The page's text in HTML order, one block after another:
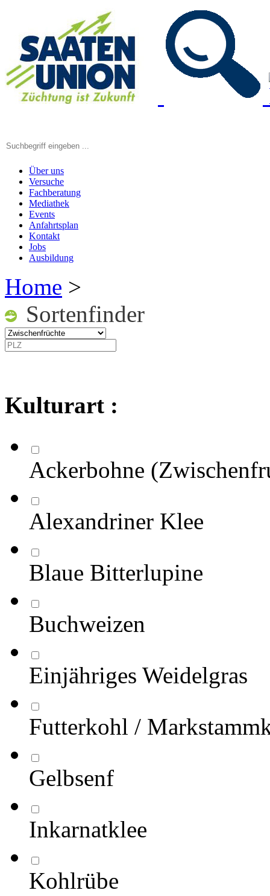
Über uns
Versuche
Fachberatung
Mediathek
Events
Anfahrtsplan
Kontakt
Jobs
Ausbildung
Home >
Sortenfinder
Kulturart :
Ackerbohne
Alexandriner Klee
Blaue Bitterlupine
Buchweizen
Einjähriges Weidelgras
Futterkohl /
Gelbsenf
Inkarnatklee
Kohlrübe